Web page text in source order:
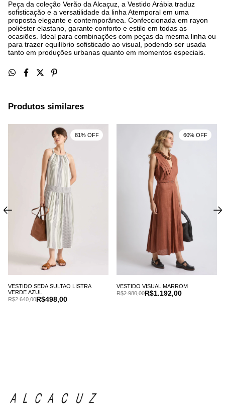
Peça da coleção Verão da Alcaçuz, a Vestido Arábia traduz
sofisticação e a versatilidade da linha Atemporal em uma
proposta elegante e contemporânea. Confeccionada em rayon
poliéster elastano, garante conforto e estilo em todas as
ocasiões. Ideal para combinações com peças da mesma linha ou
para trazer equilíbrio sofisticado ao visual, podendo ser usada
tanto em produções urbanas quanto em momentos especiais.
Produtos similares
VESTIDO SEDA SULTAO LISTRA
VERDE AZUL
R$498,00
R$2.640,00
81% OFF
VESTIDO VISUAL MARROM
R$1.192,00
R$2.980,00
60% OFF